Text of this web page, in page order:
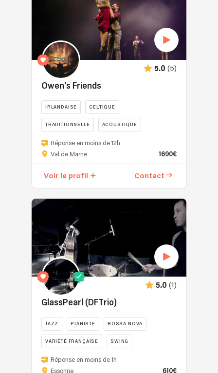
5.0 (5)
Owen's Friends
IRLANDAISE CELTIQUE
TRADITIONNELLE ACOUSTIQUE
MUSIQUES DU MONDE
Le
groupe
Friends
dans
hypnotique
et
débridé
à
travers
l’Irlande
en
par
la
Bretagne,
et
Réponse en moins de 12h
Val de Marne
1690€
Voir le profil Contact
5.0 (1)
GlassPearl (DFTrio)
JAZZ PIANISTE BOSSA NOVA
VARIÉTÉ FRANÇAISE SWING
Bienvenue
dans
Réponse en moins de 1h
Essonne
610€